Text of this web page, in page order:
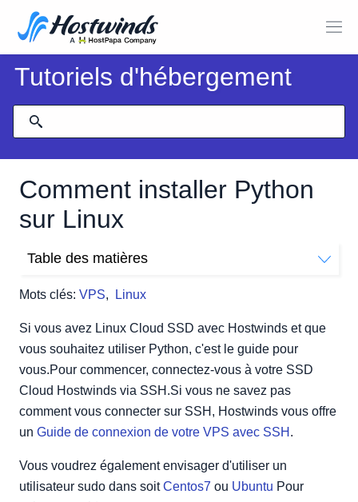
Tutoriels d'hébergement
Comment installer Python
sur Linux
Mots clés: VPS, Linux
Table des matières
Utilisation des commandes Python
Exécution de scripts Python
Si vous avez Linux Cloud SSD avec Hostwinds et que
vous souhaitez utiliser Python, c'est le guide pour
vous.Pour commencer, connectez-vous à votre SSD
Cloud Hostwinds via SSH.Si vous ne savez pas
comment vous connecter sur SSH, Hostwinds vous offre
un Guide de connexion de votre VPS avec SSH .
Vous voudrez également envisager d'utiliser un
utilisateur sudo dans soitCentos7 ou Ubuntu Pour